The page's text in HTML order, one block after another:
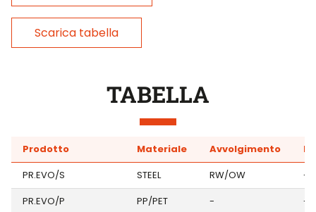
Scarica tabella
TABELLA
Prodotto Materiale Avvolgimento
PR.EVO/S
STEEL RW/OW
-
PR.EVO/P
PP/PET -
-